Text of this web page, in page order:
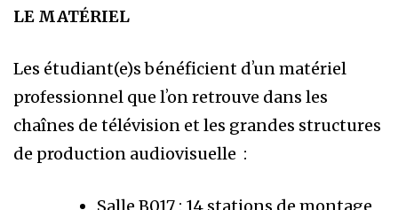
LE MATÉRIEL
Les étudiant(e)s bénéficient dʼun matériel
professionnel que lʼon retrouve dans les
chaînes de télévision et les grandes structures
de production audiovisuelle :